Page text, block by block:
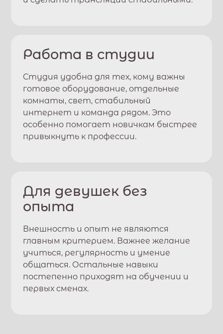
Работа в студии
Студия удобна для тех, кому важны
готовое оборудование, отдельные
комнаты, свет, стабильный
интернет и команда рядом. Это
особенно помогает новичкам быстрее
привыкнуть к профессии.
Для девушек без
опыта
Внешность и опыт не являются
главным критерием. Важнее желание
учиться, регулярность и умение
общаться. Остальные навыки
постепенно приходят на обучении и
первых сменах.